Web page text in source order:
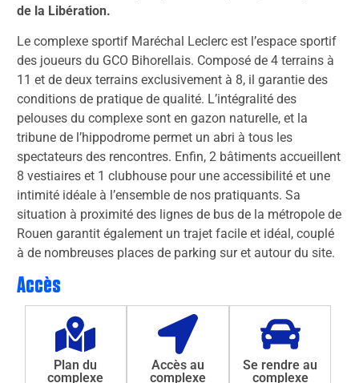
de la Libération.
Le complexe sportif Maréchal Leclerc est l’espace sportif
des joueurs du GCO Bihorellais. Composé de 4 terrains à
11 et de deux terrains exclusivement à 8, il garantie des
conditions de pratique de qualité. L’intégralité des
pelouses du complexe sont en gazon naturelle, et la
tribune de l’hippodrome permet un abri à tous les
spectateurs des rencontres. Enfin, 2 bâtiments accueillent
8 vestiaires et 1 clubhouse pour une accessibilité et une
intimité idéale à l’ensemble de nos pratiquants. Sa
situation à proximité des lignes de bus de la métropole de
Rouen garantit également un trajet facile et idéal, couplé
à de nombreuses places de parking sur et autour du site.
Accès
Plan du
complexe
Accès au
complexe
Se rendre au
complexe